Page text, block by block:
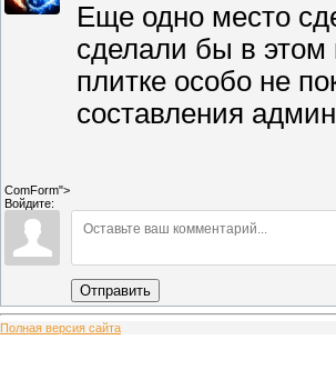
Еще одно место
сделали бы в этом
плитке особо не
составления
ComForm">
Войдите:
Отправить
Полная версия сайта